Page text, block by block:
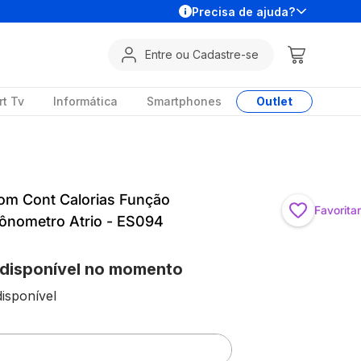
Precisa de ajuda?
Entre ou Cadastre-se
Tv Informática Smartphones Outlet
Cont Calorias Função
Atrio - ES094
Favoritar
no momento